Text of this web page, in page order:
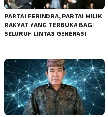
PARTAI PERINDRA, PARTAI MILIK
RAKYAT YANG TERBUKA BAGI
SELURUH LINTAS GENERASI